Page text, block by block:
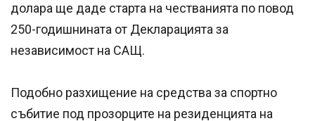
долара ще даде старта на честванията по повод
250-годишнината от Декларацията за
независимост на САЩ.
Подобно разхищение на средства за спортно
събитие под прозорците на резиденцията на